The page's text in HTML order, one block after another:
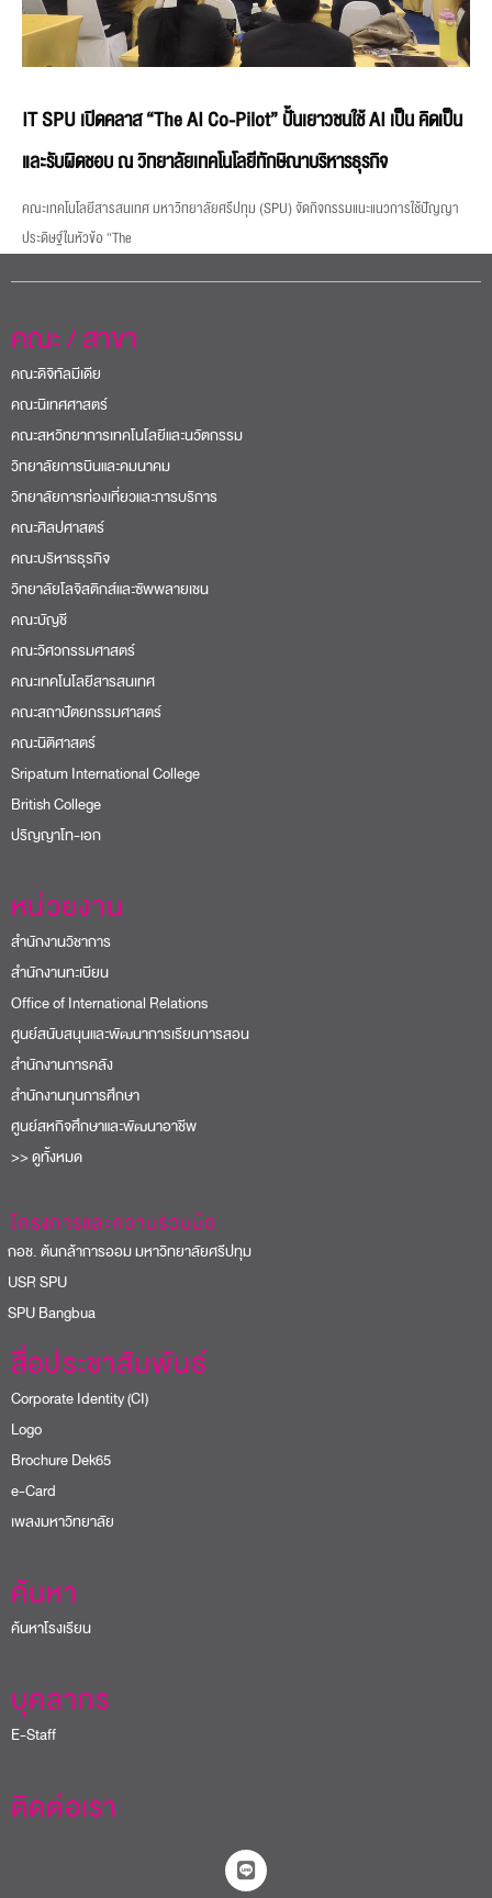
IT SPU เปิดคลาส “The AI Co-Pilot” ปั้นเยาวชนใช้ AI เป็น คิดเป็น
และรับผิดชอบ ณ วิทยาลัยเทคโนโลยีทักษิณาบริหารธุรกิจ
คณะเทคโนโลยีสารสนเทศ มหาวิทยาลัยศรีปทุม (SPU) จัดกิจกรรมแนะแนวการใช้ปัญญา
ประดิษฐ์ในหัวข้อ “The
คณะ / สาขา
คณะดิจิทัลมีเดีย
คณะนิเทศศาสตร์
คณะสหวิทยาการเทคโนโลยีและนวัตกรรม
วิทยาลัยการบินและคมนาคม
วิทยาลัยการท่องเที่ยวและการบริการ
คณะศิลปศาสตร์
คณะบริหารธุรกิจ
วิทยาลัยโลจิสติกส์และซัพพลายเชน
คณะบัญชี
คณะวิศวกรรมศาสตร์
คณะเทคโนโลยีสารสนเทศ
คณะสถาปัตยกรรมศาสตร์
คณะนิติศาสตร์
Sripatum International College
British College
ปริญญาโท-เอก
หน่วยงาน
สำนักงานวิชาการ
สำนักงานทะเบียน
Office of International Relations
ศูนย์สนับสนุนและพัฒนาการเรียนการสอน
สำนักงานการคลัง
สำนักงานทุนการศึกษา
ศูนย์สหกิจศึกษาและพัฒนาอาชีพ
>> ดูทั้งหมด
โครงการและความร่วมมือ
ช. ต้นกล้าการออม มหาวิทยาลัยศรีปทุม
SPU
Bangbua
สื่อประชาสัมพันธ์
Corporate Identity (CI)
Logo
Brochure Dek65
e-Card
เพลงมหาวิทยาลัย
ค้นหา
ค้นหาโรงเรียน
บุคลากร
E-Staff
ติดต่อเรา